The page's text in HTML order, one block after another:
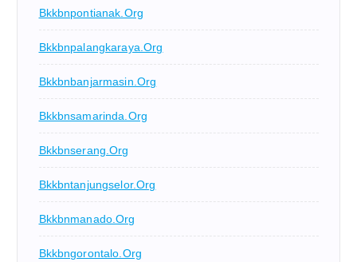
Bkkbnpontianak.org
Bkkbnpalangkaraya.org
Bkkbnbanjarmasin.org
Bkkbnsamarinda.org
Bkkbnserang.org
Bkkbntanjungselor.org
Bkkbnmanado.org
Bkkbngorontalo.org